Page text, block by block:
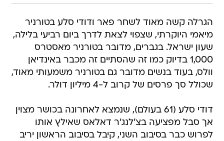
הגרלה קשה מאוד לשחר פאר ודודי סלע בטורניר
מיאמי היוקרתי, שצפוי לצאת לדרך ביום רביעי בלילה,
שעון ישראל. בגברים, מדובר בטורניר מאסטרס
1,000 בדיוק כמו זה שהסתיים זה מכבר באינדיאן
וולס, בעוד בנשים מדובר גם בטורניר משמעותי מאוד,
שכולל סך פרסים של קרוב ל-4 מיליון דולר.
דודי סלע (61 בעולם), שנמצא לאחרונה בכושר מצוין
אך סבל מפציעה בצ'לנג'ר דאלאס שאילץ אותו
לפרוש כבר בסיבוב השני, קיבל בסיבוב הראשון יריב